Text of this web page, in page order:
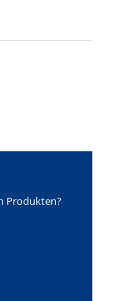
Produkten?